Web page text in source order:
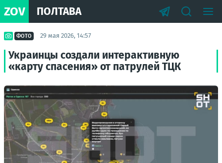
ZOV ПОЛТАВА
ФОТО 29 мая 2026, 14:57
Украинцы создали интерактивную
«карту спасения» от патрулей ТЦК